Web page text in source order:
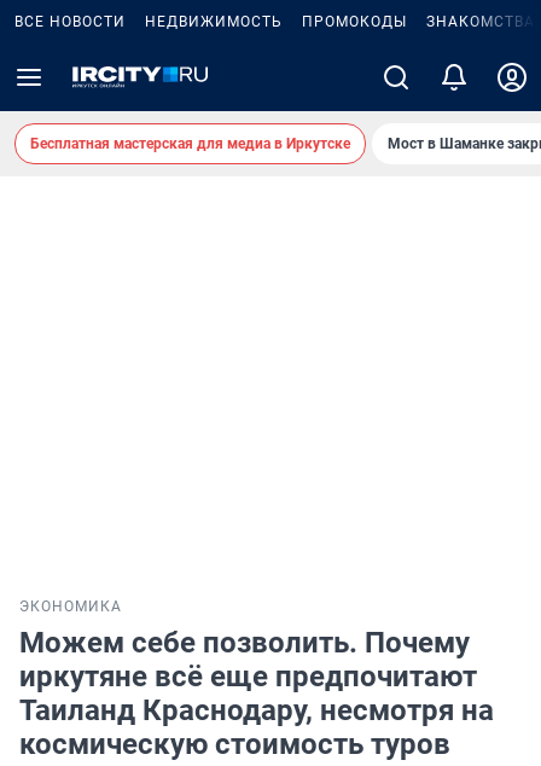
ВСЕ НОВОСТИ НЕДВИЖИМОСТЬ ПРОМОКОДЫ ЗНАКОМСТВА
Бесплатная мастерская для медиа в Иркутске Мост в Шаманке
ЭКОНОМИКА
Можем себе позволить. Почему
иркутяне всё еще предпочитают
Таиланд Краснодару, несмотря на
космическую стоимость туров